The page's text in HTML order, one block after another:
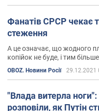
Фанатів СРСР чекає
стеження
А це означає, що жодного
копійок не буде, і тим
та фундаментальної науки
OBOZ. Новини Росії 29.12.2021
"Влада витерла ноги":
розповіли, як Путін